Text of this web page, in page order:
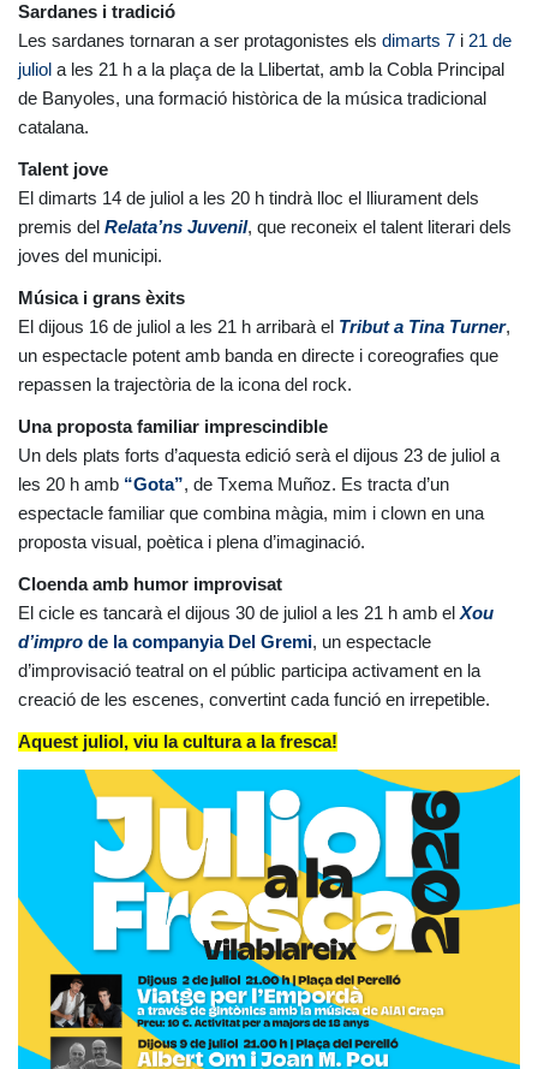
Sardanes i tradició
Les sardanes tornaran a ser protagonistes els dimarts 7 i 21 de
juliol a les 21 h a la plaça de la Llibertat, amb la Cobla Principal
de Banyoles, una formació històrica de la música tradicional
catalana.
Talent jove
El dimarts 14 de juliol a les 20 h tindrà lloc el lliurament dels
premis del Relata’ns Juvenil, que reconeix el talent literari dels
joves del municipi.
Música i grans èxits
El dijous 16 de juliol a les 21 h arribarà el Tribut a Tina Turner,
un espectacle potent amb banda en directe i coreografies que
repassen la trajectòria de la icona del rock.
Una proposta familiar imprescindible
Un dels plats forts d’aquesta edició serà el dijous 23 de juliol a
les 20 h amb “Gota”, de Txema Muñoz. Es tracta d’un
espectacle familiar que combina màgia, mim i clown en una
proposta visual, poètica i plena d’imaginació.
Cloenda amb humor improvisat
El cicle es tancarà el dijous 30 de juliol a les 21 h amb el Xou
d’impro de la companyia Del Gremi, un espectacle
d’improvisació teatral on el públic participa activament en la
creació de les escenes, convertint cada funció en irrepetible.
Aquest juliol, viu la cultura a la fresca!